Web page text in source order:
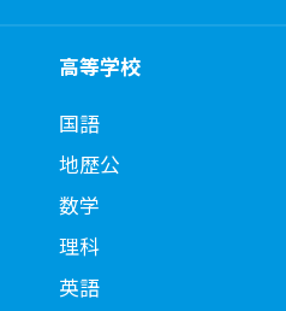
高等学校
国語
地歴公
数学
理科
英語